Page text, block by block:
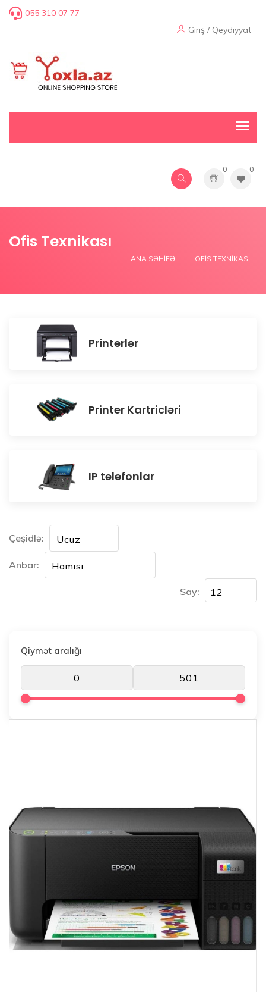
055 310 07 77
Giriş / Qeydiyyat
0 0
Ofis Texnikası
ANA SƏHIFƏ OFIS TEXNIKASI
Printerlər
Printer Kartricləri
IP telefonlar
Çeşidlə:
Anbar:
Say:
Qiymət aralığı